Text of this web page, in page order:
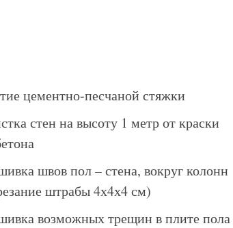
цементно-песчаной стяжки
стен на высоту 1 метр от краски
швов пол – стена, вокруг колонн
штрабы 4х4х4 см)
возможных трещин в плите пола